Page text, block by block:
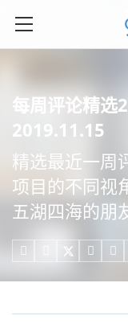
每周评论精选
2019.11.15
精选最近一周
项目的不同视
五湖四海的朋
  